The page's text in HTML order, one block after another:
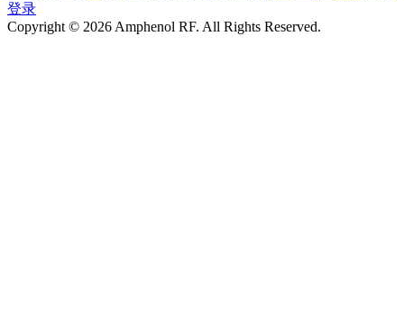
登录
Copyright © 2026 Amphenol RF. All Rights Reserved.